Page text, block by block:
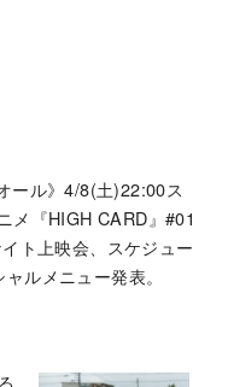
ール》4/8(土)22:00ス
メ『HIGH CARD』#01
ト上映会、スケジュー
ルメニュー発表。